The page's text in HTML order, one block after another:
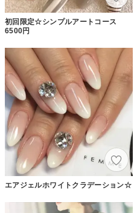
初回限定☆シンプルアートコース
6500円
エアジェルホワイトクラデーション☆